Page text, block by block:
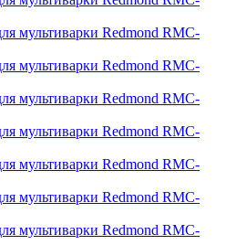
мультиварки Redmond RMC-
мультиварки Redmond RMC-
мультиварки Redmond RMC-
мультиварки Redmond RMC-
мультиварки Redmond RMC-
мультиварки Redmond RMC-
мультиварки Redmond RMC-